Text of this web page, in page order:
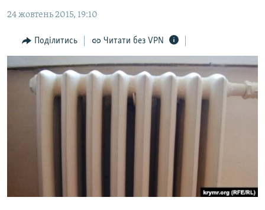
основної
Перейти
до
пошуку
БЛОГИ
ПОГЛЯД
ІНТЕРВ'Ю
ВСЕ ЗА ДЕНЬ
24 жовтень 2015, 19:10
Поділитись Читати без VPN